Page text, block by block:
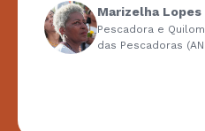
Marizelha Lopes
Pescadora e
das Pescadoras